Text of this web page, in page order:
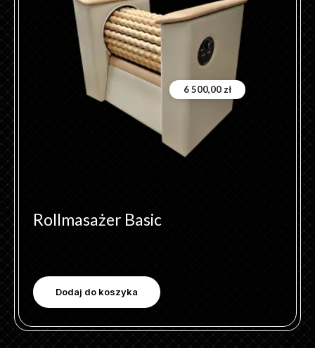
6 500,00 zł
Rollmasażer Basic
Dodaj do koszyka